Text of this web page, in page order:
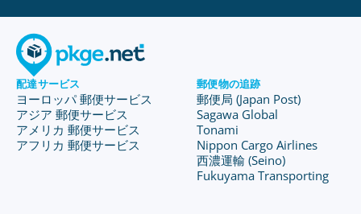
配達サービス
ヨーロッパ 郵便サービス
アジア 郵便サービス
アメリカ 郵便サービス
アフリカ 郵便サービス
郵便物の追跡
郵便局 (Japan Post)
Sagawa Global
Tonami
Nippon Cargo Airlines
西濃運輸 (Seino)
Fukuyama Transporting